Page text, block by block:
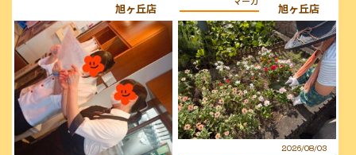
旭ヶ丘店 旭ヶ丘店
2026/08/03